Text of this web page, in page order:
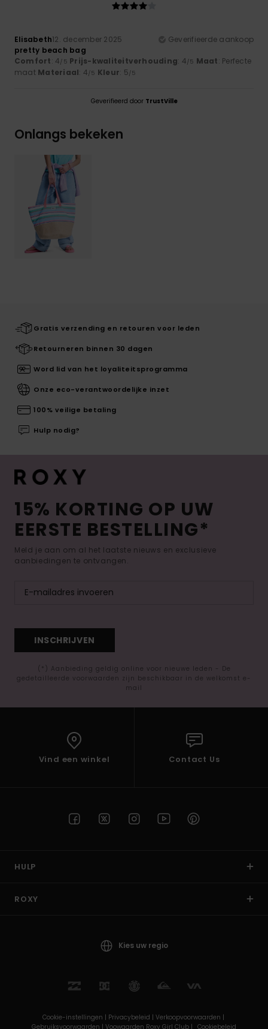
Elisabeth12. december 2025
Geverifieerde aankoop
pretty beach bag
Comfort: 4/5 Prijs-kwaliteitverhouding: 4/5 Maat: Perfecte
maat Materiaal: 4/5 Kleur: 5/5
Geverifieerd door TrustVille
Onlangs bekeken
Gratis verzending en retouren voor leden
Retourneren binnen 30 dagen
Word lid van het loyaliteitsprogramma
Onze eco-verantwoordelijke inzet
100% veilige betaling
Hulp nodig?
15% KORTING OP UW
EERSTE BESTELLING*
Meld je aan om al het laatste nieuws en exclusieve
aanbiedingen te ontvangen.
INSCHRIJVEN
(*) Aanbieding geldig online voor nieuwe leden - De
gedetailleerde voorwaarden zijn beschikbaar in de welkomst e-
mail
Vind een winkel Contact Us
HULP
ROXY
Kies uw regio
Cookie-instellingen | Privacybeleid | Verkoopvoorwaarden |
Gebruiksvoorwaarden | Voowaarden Roxy Girl Club | Cookiebeleid